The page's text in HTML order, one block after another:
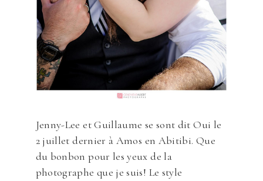
Jenny-Lee et Guillaume se sont dit Oui le
2 juillet dernier à Amos en Abitibi. Que
du bonbon pour les yeux de la
photographe que je suis! Le style